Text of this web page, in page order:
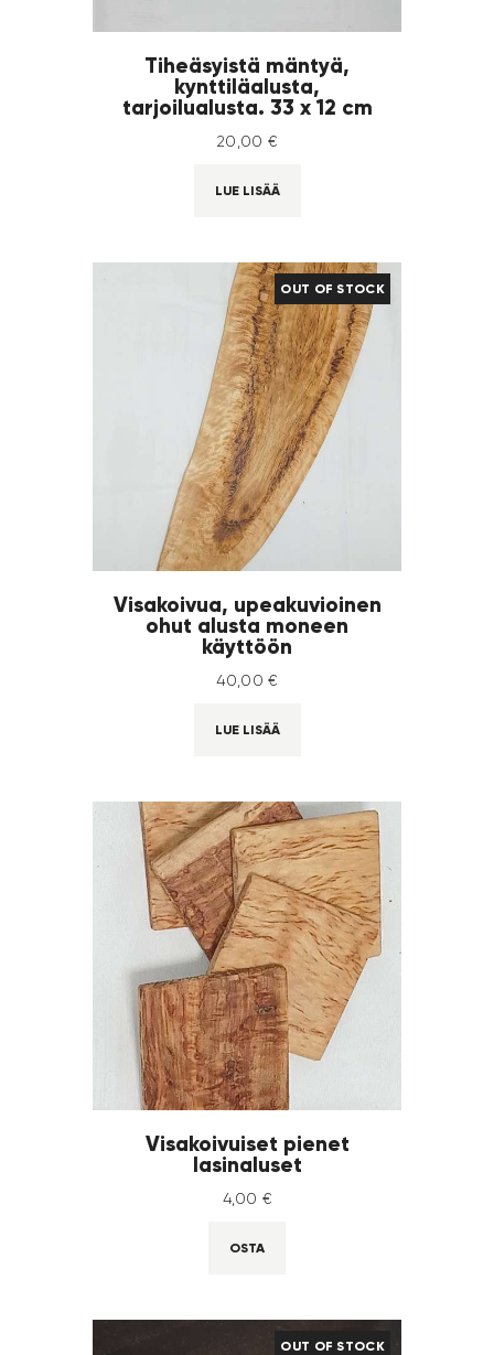
Tiheäsyistä mäntyä,
kynttiläalusta,
tarjoilualusta. 33 x 12 cm
20 00 €
LUE LISÄÄ
OUT OF STOCK
Visakoivua, upeakuvioinen
ohut alusta moneen
käyttöön
40 00 €
LUE LISÄÄ
Visakoivuiset pienet
lasinaluset
4,00 €
OSTA
OUT OF STOCK